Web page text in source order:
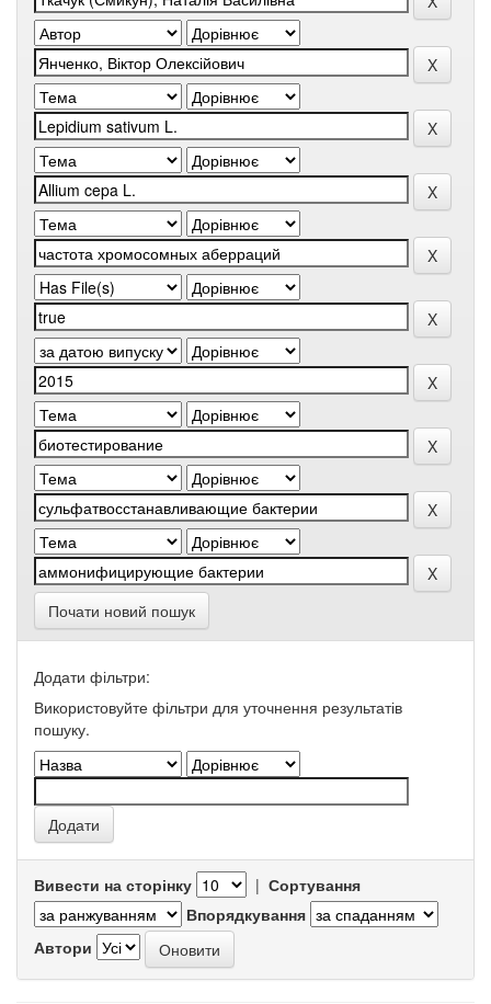
Почати новий пошук
Додати фільтри:
Використовуйте фільтри для уточнення результатів
пошуку.
Вивести на сторінку | Сортування
Впорядкування
Автори